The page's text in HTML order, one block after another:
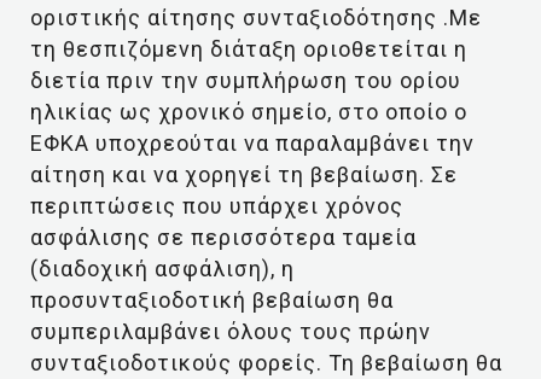
οριστικής αίτησης συνταξιοδότησης .Με
τη θεσπιζόμενη διάταξη οριοθετείται η
διετία πριν την συμπλήρωση του ορίου
ηλικίας ως χρονικό σημείο, στο οποίο ο
ΕΦΚΑ υποχρεούται να παραλαμβάνει την
αίτηση και να χορηγεί τη βεβαίωση. Σε
περιπτώσεις που υπάρχει χρόνος
ασφάλισης σε περισσότερα ταμεία
(διαδοχική ασφάλιση), η
προσυνταξιοδοτική βεβαίωση θα
συμπεριλαμβάνει όλους τους πρώην
συνταξιοδοτικούς φορείς. Τη βεβαίωση θα